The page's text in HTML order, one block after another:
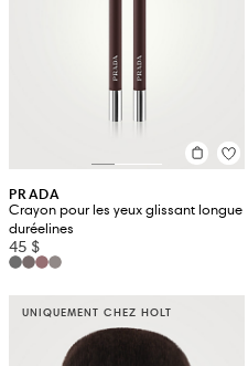
PRADA
Crayon pour les yeux glissant longue
duréelines
45 $
UNIQUEMENT CHEZ HOLT